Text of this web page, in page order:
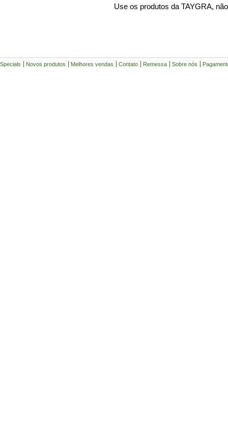
Use os produtos da TAYGRA,
Specials Novos produtos Melhores vendas Contato Remessa Sobre nós